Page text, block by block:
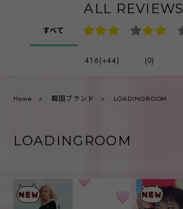
ALL REVIEWS
すべて
416(+44) (0)
Home 韓国ブランド LOADINGROOM
LOADINGROOM